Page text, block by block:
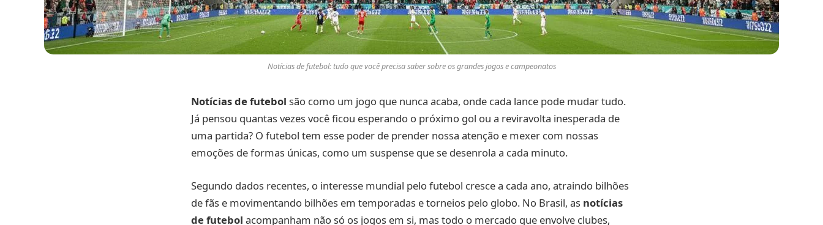
Notícias de futebol: tudo que você precisa saber sobre os grandes jogos e campeonatos
Notícias de futebol são como um jogo que nunca acaba, onde cada lance pode mudar tudo.
Já pensou quantas vezes você ficou esperando o próximo gol ou a reviravolta inesperada de
uma partida? O futebol tem esse poder de prender nossa atenção e mexer com nossas
emoções de formas únicas, como um suspense que se desenrola a cada minuto.
Segundo dados recentes, o interesse mundial pelo futebol cresce a cada ano, atraindo bilhões
de fãs e movimentando bilhões em temporadas e torneios pelo globo. No Brasil, as notícias
de futebol acompanham não só os jogos em si, mas todo o mercado que envolve clubes,